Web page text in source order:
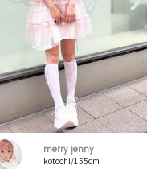
merry jenny
kotochi/155cm